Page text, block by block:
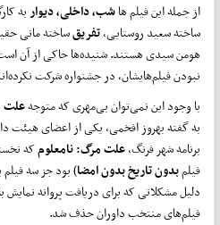
از جمله این فیلم هاشب، داخلی، دیواربه
ساخته سعید روستایی،تفریقساخته مانی
هومن سیدی هستند. شنیده‌ها حاکی از آن است
نبودن فیلم‌هایشان، در جشنواره شرکت
با وجود این نمی‌توان بی‌مهری که متوجهعلت
به گفته بهروز افخمی، یکی از اعضای هیئت
برنامه شهر فرنگ،علت مرگ: نامعلومکه
فیلمبدون تاریخ بدون امضا) بود جز سه فیلم
دلیل مشکلاتی که برای دریافت پروانه نمایش
فیلم‌های منتخب داوران حذف شد.